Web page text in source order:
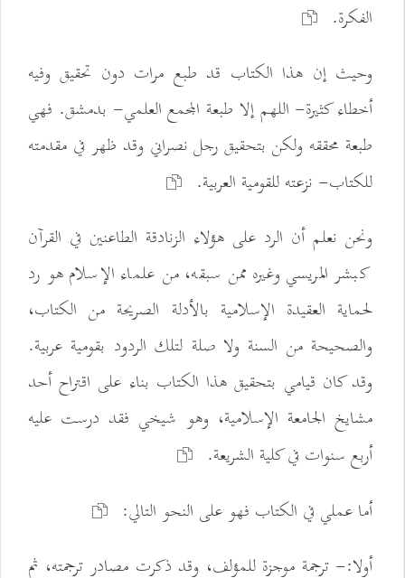
الفكرة.
وحيث إن هذا الكتاب قد طبع مرات دون تحقيق وفيه
أخطاء كثيرة- اللهم إلا طبعة المجمع العلمي- بدمشق. فهي
طبعة محققه ولكن بتحقيق رجل نصراني وقد ظهر في مقدمته
للكتاب- نزعته للقومية العربية.
ونحن نعلم أن الرد على هؤلاء الزنادقة الطاعنين في القرآن
كبشر المريسي وغيره ممن سبقه، من علماء الإسلام هو رد
لحماية العقيدة الإسلامية بالأدلة الصريحة من الكتاب،
والصحيحة من السنة ولا صلة لتلك الردود بقومية عربية.
وقد كان قيامي بتحقيق هذا الكتاب بناء على اقتراح أحد
مشايخ الجامعة الإسلامية، وهو شيخي فقد درست عليه
أربع سنوات في كلية الشريعة.
أما عملي في الكتاب فهو على النحو التالي:
أولا:- ترجمة موجزة للمؤلف، وقد ذكرت مصادر ترجمته، ثم